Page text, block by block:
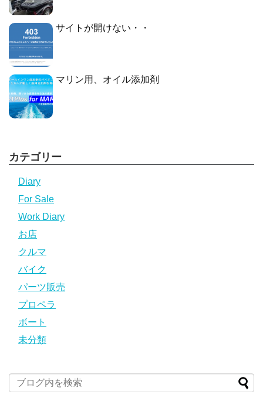
サイトが開けない・・
マリン用、オイル添加剤
カテゴリー
Diary
For Sale
Work Diary
お店
クルマ
バイク
パーツ販売
プロペラ
ボート
未分類